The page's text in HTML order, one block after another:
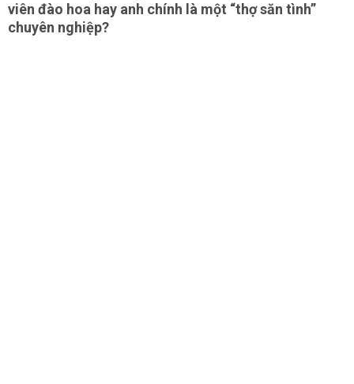
viên đào hoa hay anh chính là một “thợ săn tình”
chuyên nghiệp?